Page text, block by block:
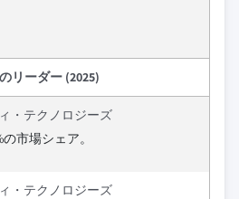
リーダー (2025)
・テクノロジーズ
の市場シェア。
・テクノロジーズ